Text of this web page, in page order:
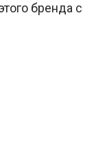
бренда с